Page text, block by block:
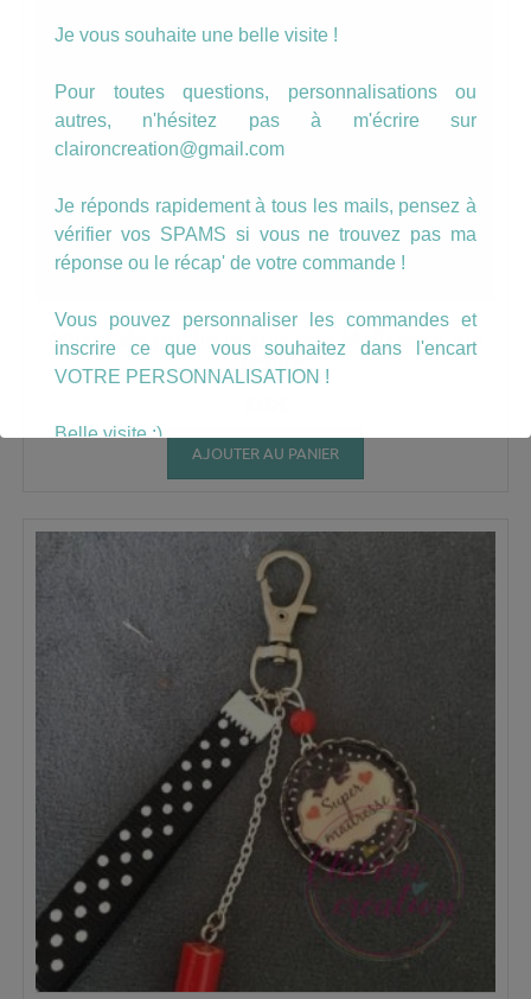
Miroir de poche je suis une Maîtresse qui
dechire
AJOUTER AU PANIER
Je vous souhaite une belle visite !
Pour toutes questions, personnalisations ou
autres, n'hésitez pas à m'écrire sur
claironcreation@gmail.com
Je réponds rapidement à tous les mails, pensez à
vérifier vos SPAMS si vous ne trouvez pas ma
réponse ou le récap' de votre commande !
Vous pouvez personnaliser les commandes et
inscrire ce que vous souhaitez dans l'encart
VOTRE PERSONNALISATION !
Belle visite :)